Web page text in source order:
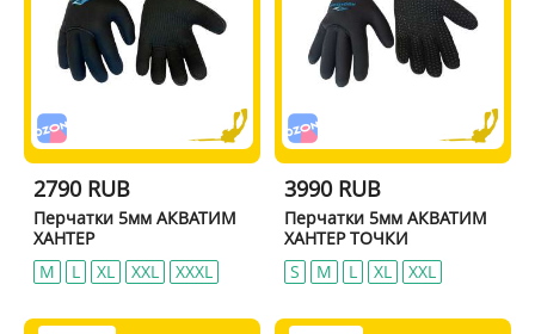
2790 RUB
Перчатки 5мм АКВАТИМ
ХАНТЕР
M
L XL ХXL ХХXL
3990 RUB
Перчатки 5мм АКВАТИМ
ХАНТЕР ТОЧКИ
S
M L XL XXL